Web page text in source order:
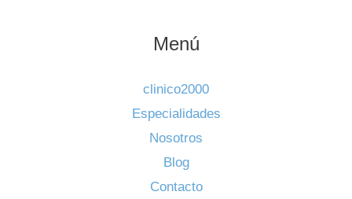
Menú
clinico2000
Especialidades
Nosotros
Blog
Contacto